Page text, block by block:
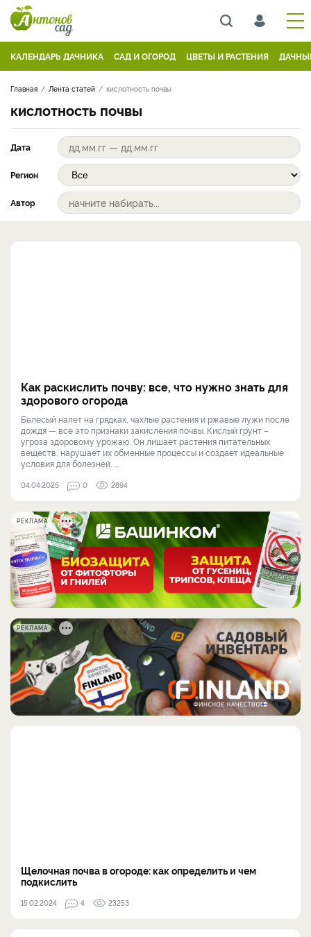
КАЛЕНДАРЬ ДАЧНИКА САД И ОГОРОД ЦВЕТЫ И РАСТЕНИЯ
Главная Лента статей кислотность почвы
кислотность почвы
Дата
Регион
Автор
Как раскислить почву: все, что нужно знать для
здорового огорода
Белесый налет на грядках, чахлые растения и ржавые лужи после
дождя — все это признаки закисления почвы. Кислый грунт –
угроза здоровому урожаю. Он лишает растения питательных
веществ, нарушает их обменные процессы и создает идеальные
условия для болезней. ...
04.04.2025 0 2894
РЕКЛАМА
РЕКЛАМА
Щелочная почва в огороде: как определить и чем
подкислить
15.02.2024 4 23253